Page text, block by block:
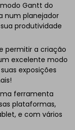
Gantt do
num planejador
produtividade
permitir a criação
excelente modo
exposições
ferramenta
plataformas,
e com vários